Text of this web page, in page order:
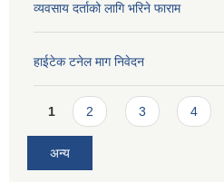
व्यवसाय दर्ताको लागि भरिने फाराम
हाईटेक टनेल माग निवेदन
Pages
1 2 3 4
अन्य